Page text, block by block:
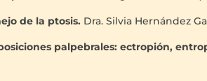
de la ptosis. Dra. Silvia Hernández
palpebrales: ectropión,